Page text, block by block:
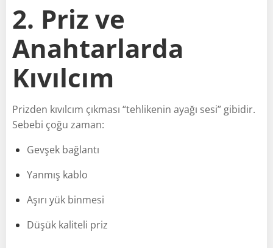
2. Priz ve
Anahtarlarda
Kıvılcım
Prizden kıvılcım çıkması “tehlikenin ayağı sesi” gibidir.
Sebebi çoğu zaman:
Gevşek bağlantı
Yanmış kablo
Aşırı yük binmesi
Düşük kaliteli priz